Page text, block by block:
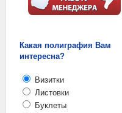
Какая полиграфия Вам
интересна?
Визитки
Листовки
Буклеты